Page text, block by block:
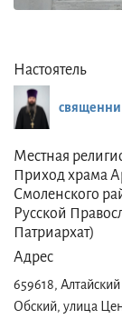
Настоятель
Местная
Приход храма
Смоленского
Русской
Патриархат)
Адрес
659618,
Обский, улица